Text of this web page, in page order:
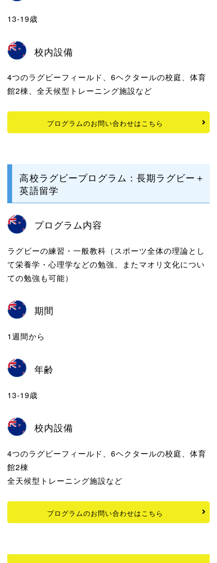
13-19歳
校内設備
4つのラグビーフィールド、6ヘクタールの校庭、体育
館2棟、全天候型トレーニング施設など
プログラムのお問い合わせはこちら
高校ラグビープログラム：長期ラグビー＋
英語留学
プログラム内容
ラグビーの練習・一般教科（スポーツ全体の理論とし
て栄養学・心理学などの勉強、またマオリ文化につい
ての勉強も可能）
期間
1週間から
年齢
13-19歳
校内設備
4つのラグビーフィールド、6ヘクタールの校庭、体育
館2棟
全天候型トレーニング施設など
プログラムのお問い合わせはこちら